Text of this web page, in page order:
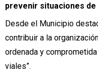
prevenir situaciones
Desde el Municipio
contribuir a la
ordenada y
viales”.